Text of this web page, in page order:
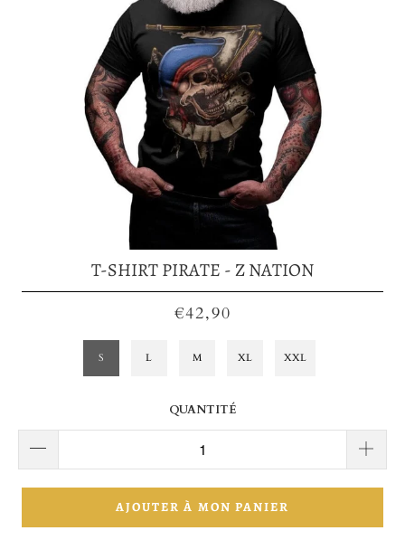
T-SHIRT PIRATE - Z NATION
€42,90
S L M XL XXL
QUANTITÉ
AJOUTER À MON PANIER